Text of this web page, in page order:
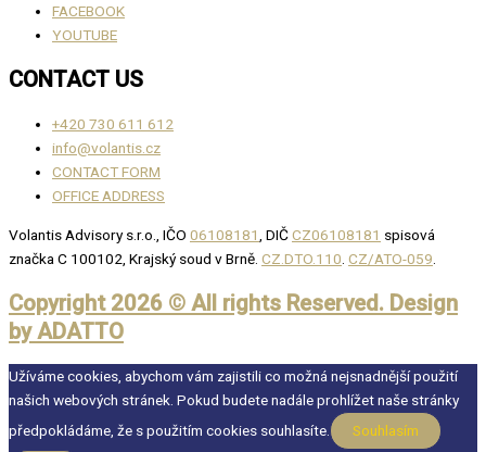
FACEBOOK
YOUTUBE
CONTACT US
+420 730 611 612
info@volantis.cz
CONTACT FORM
OFFICE ADDRESS
Volantis Advisory s.r.o., IČO 06108181 , DIČCZ06108181 spisová
značka C 100102, Krajský soud v Brně. CZ.DTO.110 CZ/ATO-059
Copyright 2026 © All rights Reserved. Design
by ADATTO
Užíváme cookies, abychom vám zajistili co možná nejsnadnější použití
našich webových stránek. Pokud budete nadále prohlížet naše stránky
předpokládáme, že s použitím cookies souhlasíte.
Souhlasím